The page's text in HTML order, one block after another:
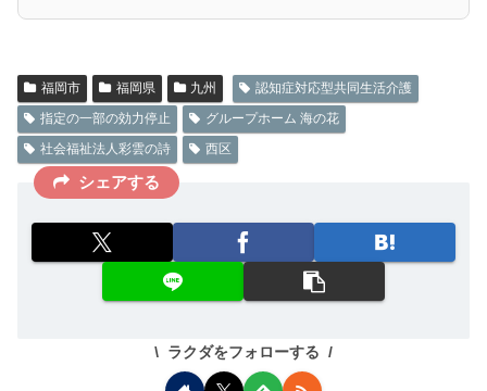
福岡市 福岡県 九州
認知症対応型共同生活介護
指定の一部の効力停止
グループホーム 海の花
社会福祉法人彩雲の詩
西区
シェアする
ラクダをフォローする